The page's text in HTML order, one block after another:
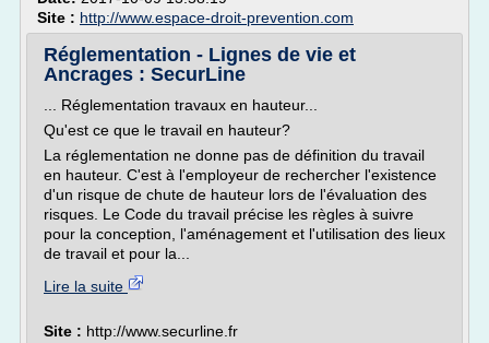
Site : http://www.espace-droit-prevention.com
Réglementation - Lignes de vie et
Ancrages : SecurLine
... Réglementation travaux en hauteur...
Qu'est ce que le travail en hauteur?
La réglementation ne donne pas de définition du travail
en hauteur. C'est à l'employeur de rechercher l'existence
d'un risque de chute de hauteur lors de l'évaluation des
risques. Le Code du travail précise les règles à suivre
pour la conception, l'aménagement et l'utilisation des lieux
de travail et pour la...
Lire la suite
Site : http://www.securline.fr